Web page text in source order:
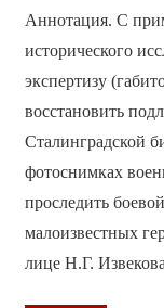
Аннотация. С
исторического
экспертизу
восстановить
Сталинградской
фотоснимках
проследить
малоизвестных
лице Н.Г.